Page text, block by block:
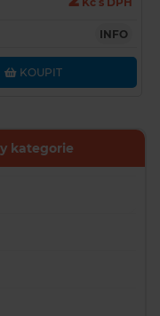
INFO
KOUPIT
kategorie